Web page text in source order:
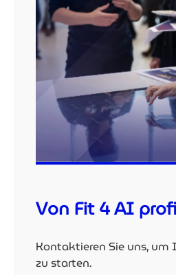
Von Fit 4 AI
Kontaktieren Sie uns, um
zu starten.